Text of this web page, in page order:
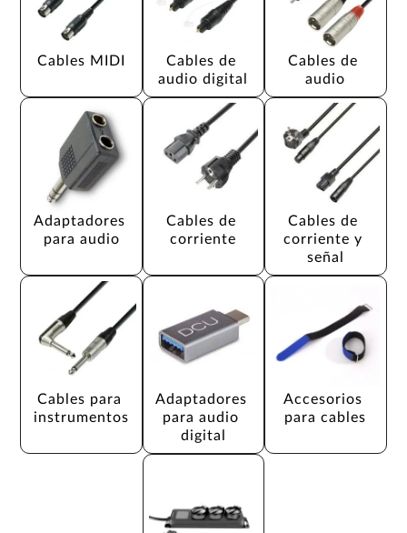
Cables MIDI
Cables de
audio digital
Cables de
audio
Adaptadores
para audio
Cables de
corriente
Cables de
corriente y
señal
Cables para
instrumentos
Adaptadores
para audio
digital
Accesorios
para cables